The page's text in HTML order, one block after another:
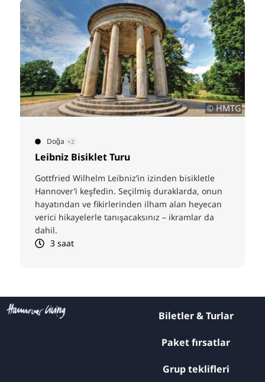
© HMTG
Doğa +2
Leibniz Bisiklet Turu
Gottfried Wilhelm Leibniz’in izinden bisikletle
Hannover’i keşfedin. Seçilmiş duraklarda, onun
hayatından ve fikirlerinden ilham alan heyecan
verici hikayelerle tanışacaksınız – ikramlar da
dahil.
3 saat
Biletler & Turlar
Paket fırsatlar
Grup teklifleri